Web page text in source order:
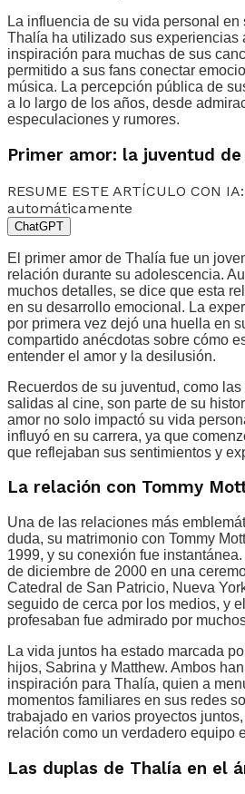
La influencia de su vida personal
Thalía ha utilizado sus experiencias
inspiración para muchas de sus
permitido a sus fans conectar
música. La percepción pública de
a lo largo de los años, desde
especulaciones y rumores.
Primer amor: la juventud
RESUME ESTE ARTÍCULO CON
automáticamente
ChatGPT
El primer amor de Thalía fue un
relación durante su adolescencia.
muchos detalles, se dice que esta
en su desarrollo emocional. La
por primera vez dejó una huella en
compartido anécdotas sobre cómo
entender el amor y la desilusión.
Recuerdos de su juventud, como
salidas al cine, son parte de su
amor no solo impactó su vida
influyó en su carrera, ya que
que reflejaban sus sentimientos y
La relación con Tommy
Una de las relaciones más
duda, su matrimonio con Tommy
1999, y su conexión fue
de diciembre de 2000 en una
Catedral de San Patricio, Nueva
seguido de cerca por los medios, y
profesaban fue admirado por
La vida juntos ha estado marcada
hijos, Sabrina y Matthew. Ambos
inspiración para Thalía, quien a
momentos familiares en sus redes
trabajado en varios proyectos
relación como un verdadero equipo
Las duplas de Thalía en el